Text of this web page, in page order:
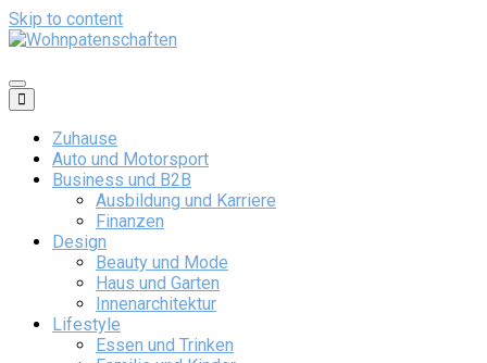
Skip to content
Wohnpatenschaften
Zuhause
Auto und Motorsport
Business und B2B
Ausbildung und Karriere
Finanzen
Design
Beauty und Mode
Haus und Garten
Innenarchitektur
Lifestyle
Essen und Trinken